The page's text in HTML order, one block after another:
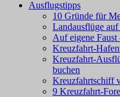
Ausflugstipps
10 Gründe für
Landausflüge auf
Auf eigene Faust
Kreuzfahrt-
Kreuzfahrt-
buchen
Kreuzfahrtschiff
9 Kreuzfahrt-